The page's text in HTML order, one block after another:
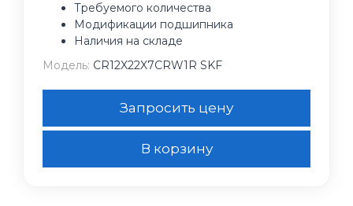
Требуемого количества
Модификации подшипника
Наличия на складе
Модель: CR12X22X7CRW1R SKF
Запросить цену
В корзину